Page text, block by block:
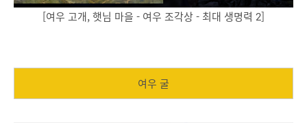
[여우 고개, 햇님 마을 - 여우 조각상 - 최대 생명력 2]
여우 굴